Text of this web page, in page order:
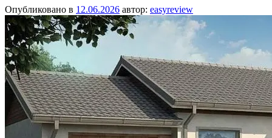
Опубликовано в 12.06.2026 автор: easyreview